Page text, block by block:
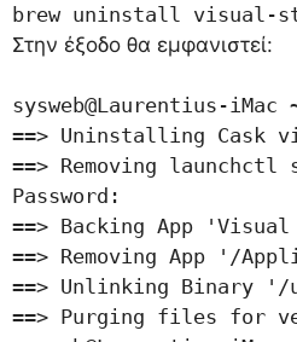
brew uninstall visual-
Στην έξοδο θα εμφανιστεί:
sysweb@Laurentius-
==> Uninstalling Cask
==> Removing launchctl
Password:
==> Backing App
==> Removing App '/
==> Unlinking Binary
==> Purging files for